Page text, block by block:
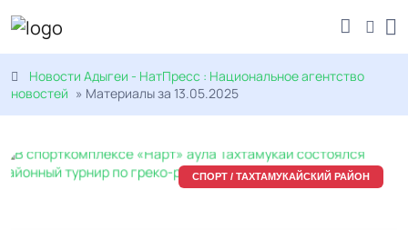
Новости Адыгеи - НатПресс : Национальное агентство
новостей » Материалы за 13.05.2025
СПОРТ / ТАХТАМУКАЙСКИЙ РАЙОН